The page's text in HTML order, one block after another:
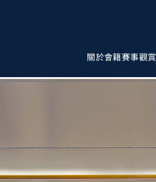
關於會籍賽事觀賞